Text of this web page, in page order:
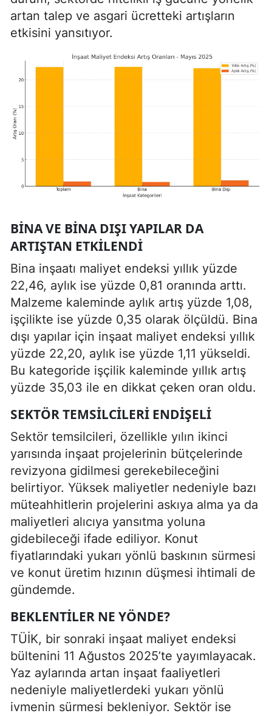
artan talep ve asgari ücretteki artışların
etkisini yansıtıyor.
BINA VE BINA DIŞI YAPILAR DA
ARTIŞTAN ETKILENDI
Bina inşaatı maliyet endeksi yıllık yüzde
22,46, aylık ise yüzde 0,81 oranında arttı.
Malzeme kaleminde aylık artış yüzde 1,08,
işçilikte ise yüzde 0,35 olarak ölçüldü. Bina
dışı yapılar için inşaat maliyet endeksi yıllık
yüzde 22,20, aylık ise yüzde 1,11 yükseldi.
Bu kategoride işçilik kaleminde yıllık artış
yüzde 35,03 ile en dikkat çeken oran oldu.
SEKTÖR TEMSILCILERI ENDIŞELI
Sektör temsilcileri, özellikle yılın ikinci
yarısında inşaat projelerinin bütçelerinde
revizyona gidilmesi gerekebileceğini
belirtiyor. Yüksek maliyetler nedeniyle bazı
müteahhitlerin projelerini askıya alma ya da
maliyetleri alıcıya yansıtma yoluna
gidebileceği ifade ediliyor. Konut
fiyatlarındaki yukarı yönlü baskının sürmesi
ve konut üretim hızının düşmesi ihtimali de
gündemde.
BEKLENTILER NE YÖNDE?
TÜİK, bir sonraki inşaat maliyet endeksi
bültenini 11 Ağustos 2025’te yayımlayacak.
Yaz aylarında artan inşaat faaliyetleri
nedeniyle maliyetlerdeki yukarı yönlü
ivmenin sürmesi bekleniyor. Sektör ise